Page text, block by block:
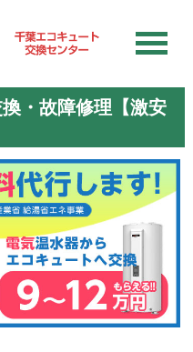
・故障修理【激安